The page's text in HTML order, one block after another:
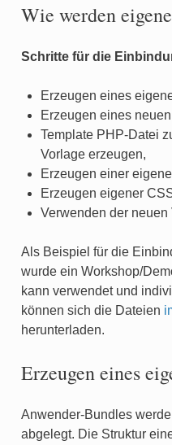
Wie werden
Schritte für die
Erzeugen eines
Erzeugen eines
Template PHP-Datei
Vorlage erzeugen,
Erzeugen einer
Erzeugen eigener
Verwenden der neuen
Als Beispiel für die
wurde ein Workshop/
kann verwendet und
können sich die Dateien
herunterladen.
Erzeugen eines
Anwender-Bundles
abgelegt. Die Struktur